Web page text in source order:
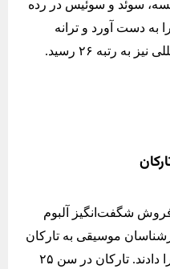
سوئد و سوئیس در رده
به دست آورد و ترانه
رتبه ۲۶ رسید.
و فروش شگفت‌انگیز آلبوم
موسیقی به تارکان
لقب مگا استار یعنی فوق ستاره را دادند. تارکان در سن ۲۵